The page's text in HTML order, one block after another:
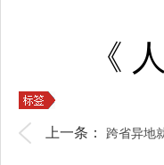
《 人
上一条： 跨省异地